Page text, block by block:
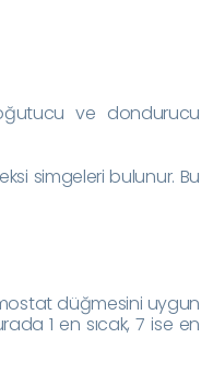
ve dondurucu
simgeleri bulunur. Bu
düğmesini uygun
1 en sıcak, 7 ise en